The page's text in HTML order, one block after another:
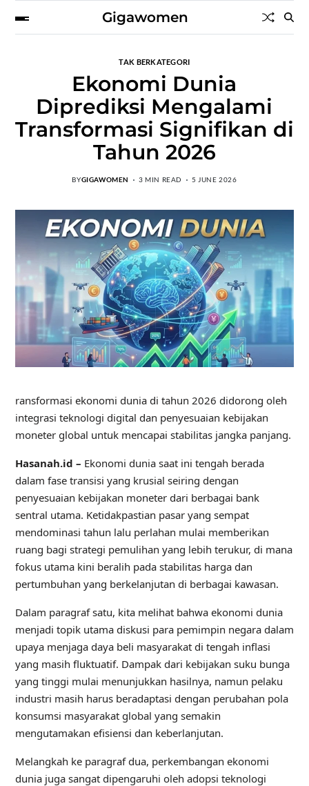
Gigawomen
TAK BERKATEGORI
Ekonomi Dunia
Diprediksi Mengalami
Transformasi Signifikan di
Tahun 2026
BYGIGAWOMEN 3 MIN READ 5 JUNE 2026
ransformasi ekonomi dunia di tahun 2026 didorong oleh
integrasi teknologi digital dan penyesuaian kebijakan
moneter global untuk mencapai stabilitas jangka panjang.
Hasanah.id – Ekonomi dunia saat ini tengah berada
dalam fase transisi yang krusial seiring dengan
penyesuaian kebijakan moneter dari berbagai bank
sentral utama. Ketidakpastian pasar yang sempat
mendominasi tahun lalu perlahan mulai memberikan
ruang bagi strategi pemulihan yang lebih terukur, di mana
fokus utama kini beralih pada stabilitas harga dan
pertumbuhan yang berkelanjutan di berbagai kawasan.
Dalam paragraf satu, kita melihat bahwa ekonomi dunia
menjadi topik utama diskusi para pemimpin negara dalam
upaya menjaga daya beli masyarakat di tengah inflasi
yang masih fluktuatif. Dampak dari kebijakan suku bunga
yang tinggi mulai menunjukkan hasilnya, namun pelaku
industri masih harus beradaptasi dengan perubahan pola
konsumsi masyarakat global yang semakin
mengutamakan efisiensi dan keberlanjutan.
Melangkah ke paragraf dua, perkembangan ekonomi
dunia juga sangat dipengaruhi oleh adopsi teknologi